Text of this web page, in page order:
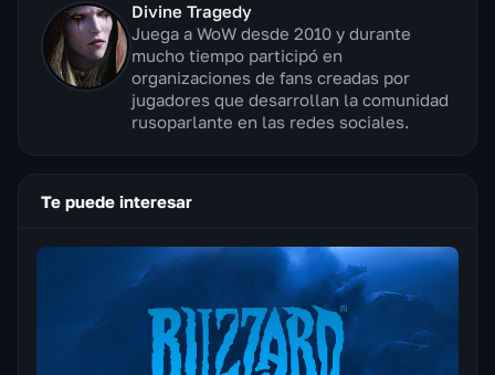
Divine Tragedy
Juega a WoW desde 2010 y durante
mucho tiempo participó en
organizaciones de fans creadas por
jugadores que desarrollan la comunidad
rusoparlante en las redes sociales.
Te puede interesar